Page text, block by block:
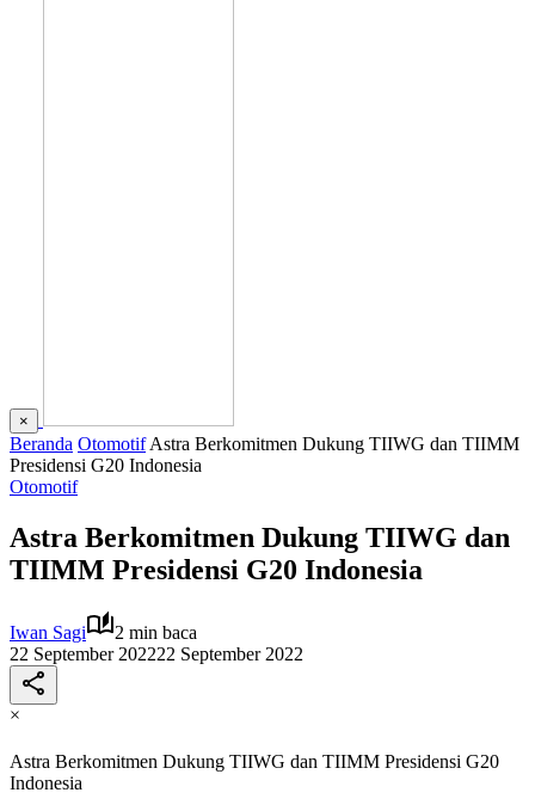
×
Beranda Otomotif Astra Berkomitmen Dukung TIIWG dan TIIMM
Presidensi G20 Indonesia
Otomotif
Astra Berkomitmen Dukung TIIWG dan
TIIMM Presidensi G20 Indonesia
Iwan Sagi
2 min baca
22 September 202222 September 2022
×
Astra Berkomitmen Dukung TIIWG dan TIIMM Presidensi G20
Indonesia